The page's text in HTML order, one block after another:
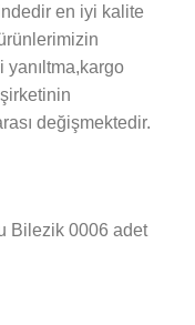
en iyi kalite
değişmektedir.
Bilezik 0006 adet